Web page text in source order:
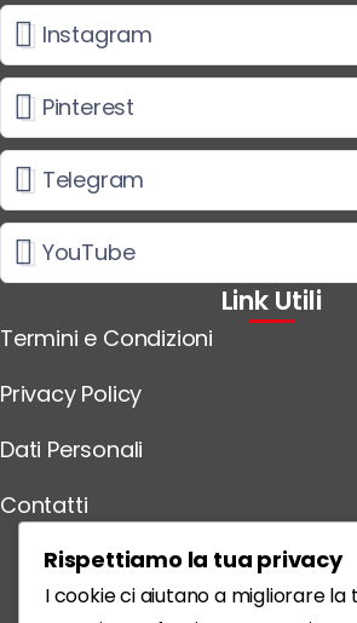
Instagram
Pinterest
Telegram
YouTube
Link Utili
Termini e Condizioni
Privacy Policy
Dati Personali
Contatti
Scarica l'App
Rispettiamo la tua privacy
I cookie ci aiutano a migliorare la